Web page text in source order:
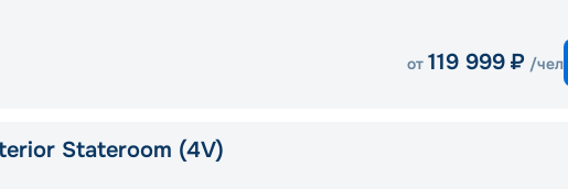
от 119 999 ₽ /чел
Stateroom (4V)